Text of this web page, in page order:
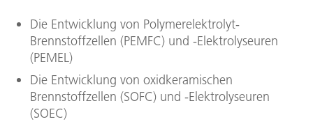
Die Entwicklung von Polymerelektrolyt-
Brennstoffzellen (PEMFC) und -Elektrolyseuren
(PEMEL)
Die Entwicklung von oxidkeramischen
Brennstoffzellen (SOFC) und -Elektrolyseuren
(SOEC)